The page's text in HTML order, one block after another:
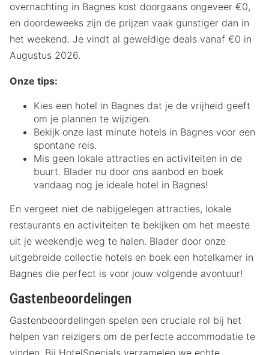
overnachting in Bagnes kost doorgaans ongeveer €0,
en doordeweeks zijn de prijzen vaak gunstiger dan in
het weekend. Je vindt al geweldige deals vanaf €0 in
Augustus 2026.
Onze tips:
Kies een hotel in Bagnes dat je de vrijheid geeft
om je plannen te wijzigen.
Bekijk onze last minute hotels in Bagnes voor een
spontane reis.
Mis geen lokale attracties en activiteiten in de
buurt. Blader nu door ons aanbod en boek
vandaag nog je ideale hotel in Bagnes!
En vergeet niet de nabijgelegen attracties, lokale
restaurants en activiteiten te bekijken om het meeste
uit je weekendje weg te halen. Blader door onze
uitgebreide collectie hotels en boek een hotelkamer in
Bagnes die perfect is voor jouw volgende avontuur!
Gastenbeoordelingen
Gastenbeoordelingen spelen een cruciale rol bij het
helpen van reizigers om de perfecte accommodatie te